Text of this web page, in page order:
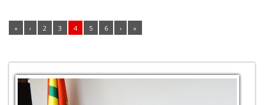
« ‹ 2 3 4 5 6 › »